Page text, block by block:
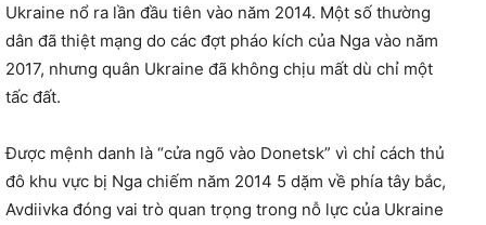
Ukraine nổ ra lần đầu tiên vào năm 2014. Một số thường
dân đã thiệt mạng do các đợt pháo kích của Nga vào năm
2017, nhưng quân Ukraine đã không chịu mất dù chỉ một
tấc đất.
Được mệnh danh là “cửa ngõ vào Donetsk” vì chỉ cách thủ
đô khu vực bị Nga chiếm năm 2014 5 dặm về phía tây bắc,
Avdiivka đóng vai trò quan trọng trong nỗ lực của Ukraine